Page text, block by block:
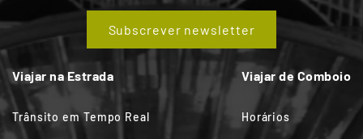
Subscrever newsletter
Viajar na Estrada
Trânsito em Tempo Real
Viajar de Comboio
Horários